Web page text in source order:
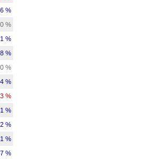
%
%
%
%
%
%
%
%
%
%
%